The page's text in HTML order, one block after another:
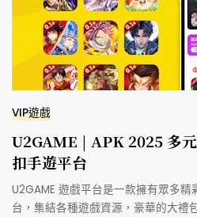
VIP遊戲
U2GAME | APK 2025 多
扣手遊平台
U2GAME 遊戲平台是一款擁有眾多
台，集結各種遊戲資源，豪華的大禮